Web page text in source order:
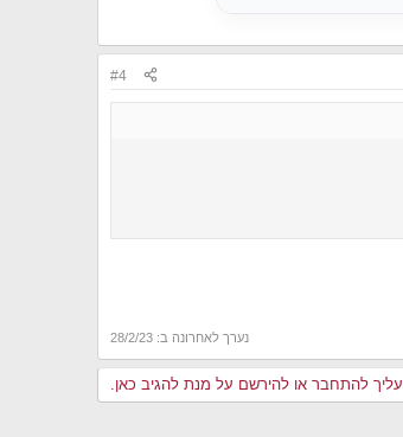
#4
נערך לאחרונה ב: 28/2/23
עליך להתחבר או להירשם על מנת להגיב כאן.